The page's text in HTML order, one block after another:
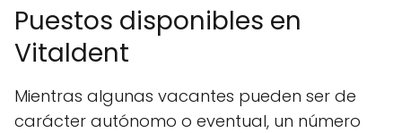
Puestos disponibles en
Vitaldent
Mientras algunas vacantes pueden ser de
carácter autónomo o eventual, un número